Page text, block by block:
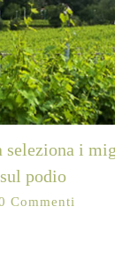
seleziona i
podio
Commenti